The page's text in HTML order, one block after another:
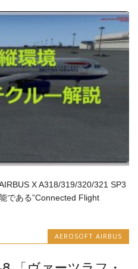
X A318/319/320/321 SP3
である”Connected Flight
AEROSOFT AIRBUS